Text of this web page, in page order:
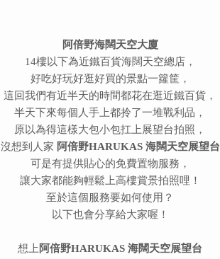
阿倍野海闊天空大廈
14樓以下為近鐵百貨海闊天空總店，
好吃好玩好逛好買的景點一籮筐，
這回我們有近半天的時間都花在逛近鐵百貨，
半天下來每個人手上都拎了一堆戰利品，
原以為得這樣大包小包扛上展望台拍照，
沒想到人家 阿倍野HARUKAS 海闊天空展望台
可是有提供貼心的免費置物服務，
讓大家都能夠輕鬆上高樓賞景拍照哩！
至於這個服務要如何使用？
以下也會分享給大家喔！
想上 阿倍野HARUKAS 海闊天空展望台